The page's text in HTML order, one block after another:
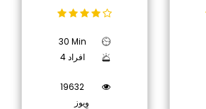
30 Min
4 افراد
19632
وِیوز